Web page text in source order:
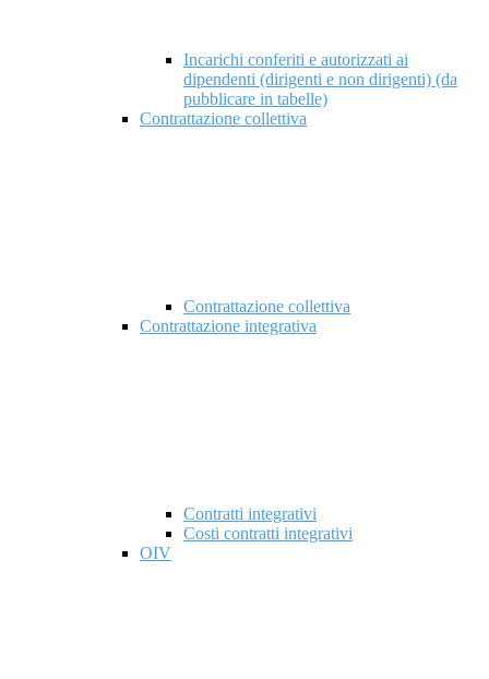
Incarichi conferiti e autorizzati ai
dipendenti (dirigenti e non dirigenti) (da
pubblicare in tabelle)
Contrattazione collettiva
Contrattazione collettiva
Contrattazione integrativa
Contratti integrativi
Costi contratti integrativi
OIV